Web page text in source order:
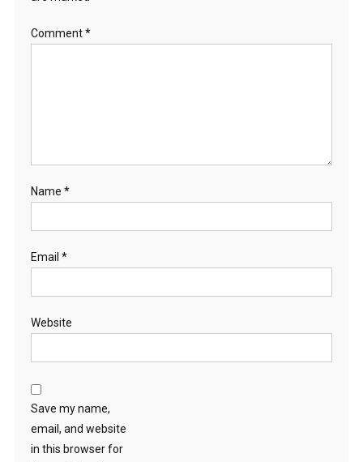
Comment*
Name *
Email *
Website
Save my name,
email, and website
in this browser for